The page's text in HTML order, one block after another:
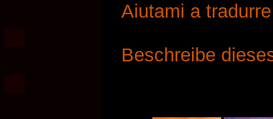
Aiutami a
Beschreibe